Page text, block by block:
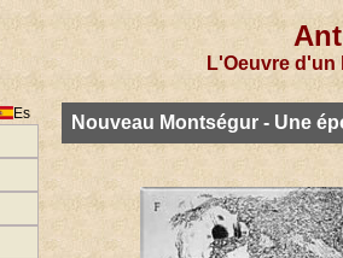
L'Oeuvre
Es
Nouveau Montségur - Une